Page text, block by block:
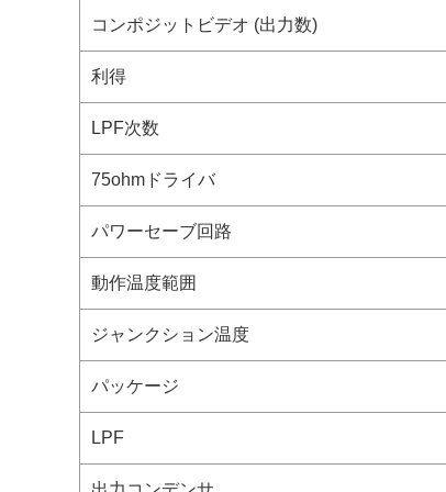
コンポジットビデオ (出力数)
利得
LPF次数
75ohmドライバ
パワーセーブ回路
動作温度範囲
ジャンクション温度
パッケージ
LPF